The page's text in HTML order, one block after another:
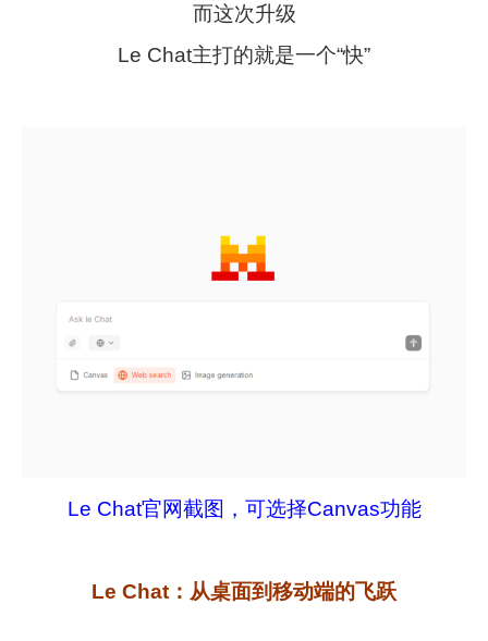
而这次升级
Le Chat主打的就是一个“快”
Le Chat官网截图，可选择Canvas功能
Le Chat：从桌面到移动端的飞跃